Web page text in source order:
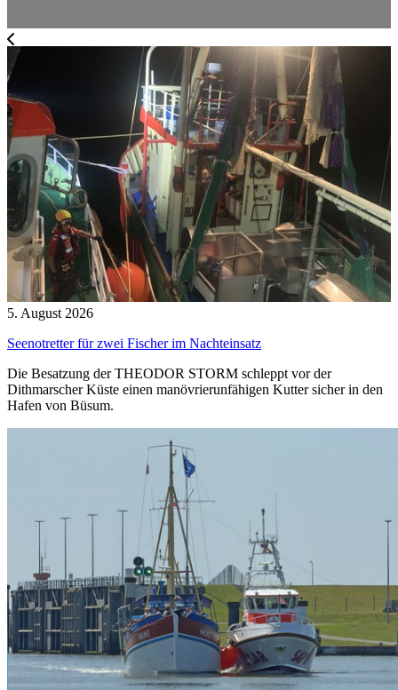
5. August 2026
Seenotretter für zwei Fischer im Nachteinsatz
Die Besatzung der THEODOR STORM schleppt vor der
Dithmarscher Küste einen manövrierunfähigen Kutter sicher in den
Hafen von Büsum.